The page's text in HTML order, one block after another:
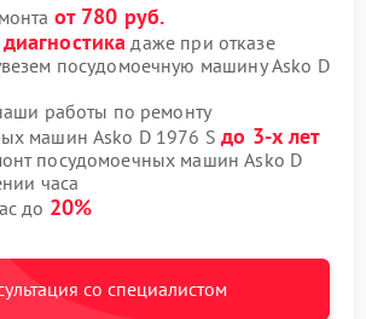
от 780 руб.
даже при отказе
посудомоечную машину Asko D
работы по ремонту
машин Asko D 1976 Sдо 3-х лет
посудомоечных машин Asko D
часа
до 20%
со специалистом